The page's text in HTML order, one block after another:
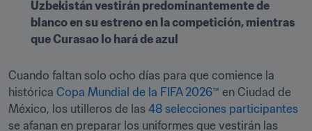
Uzbekistán vestirán predominantemente de
blanco en su estreno en la competición, mientras
que Curasao lo hará de azul
Cuando faltan solo ocho días para que comience la
histórica Copa Mundial de la FIFA 2026™ en Ciudad de
México, los utilleros de las 48 selecciones participantes
se afanan en preparar los uniformes que vestirán las